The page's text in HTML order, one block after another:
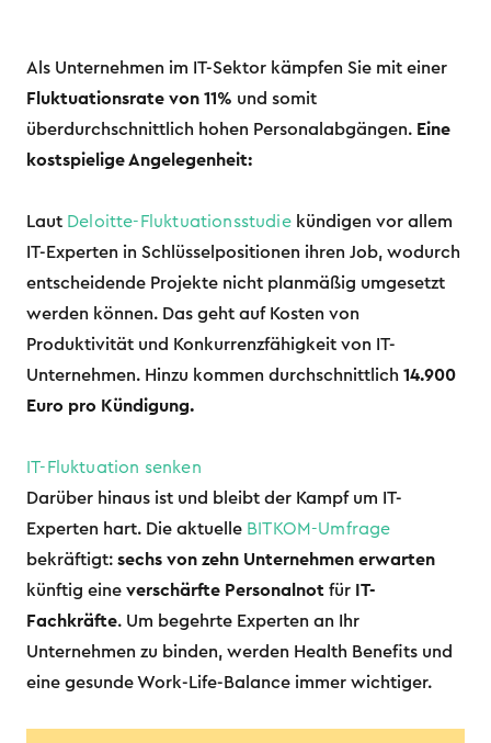
Als Unternehmen im IT-Sektor kämpfen Sie mit einer
Fluktuationsrate von 11% und somit
überdurchschnittlich hohen Personalabgängen. Eine
kostspielige Angelegenheit:
Laut Deloitte-Fluktuationsstudiekündigen vor allem
IT-Experten in Schlüsselpositionen ihren Job, wodurch
entscheidende Projekte nicht planmäßig umgesetzt
werden können. Das geht auf Kosten von
Produktivität und Konkurrenzfähigkeit von IT-
Unternehmen. Hinzu kommen durchschnittlich 14.900
Euro pro Kündigung.
IT-Fluktuation senken
Darüber hinaus ist und bleibt der Kampf um IT-
Experten hart. Die aktuelle BITKOM-Umfrage
bekräftigt: sechs von zehn Unternehmen erwarten
künftig eine verschärfte Personalnot für IT-
Fachkräfte. Um begehrte Experten an Ihr
Unternehmen zu binden, werden Health Benefits und
eine gesunde Work-Life-Balance immer wichtiger.